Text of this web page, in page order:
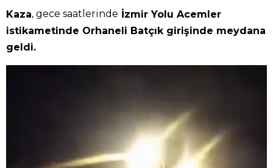
Kaza, gece saatlerinde İzmir Yolu Acemler
istikametinde Orhaneli Batçık girişinde meydana
geldi.